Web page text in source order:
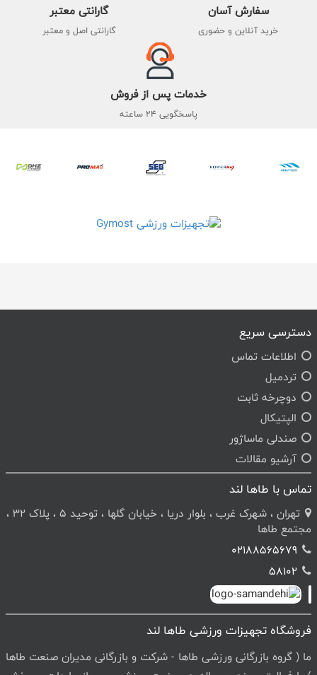
سفارش آسان
خرید آنلاین و حضوری
گارانتی معتبر
گارانتی اصل و معتبر
خدمات پس از فروش
پاسخگویی 24 ساعته
دسترسی سریع
اطلاعات تماس
تردمیل
دوچرخه ثابت
الپتیکال
صندلی ماساژور
آرشیو مقالات
تماس با طاها لند
تهران ، شهرک غرب ، بلوار دریا ، خیابان گلها ، توحید 5 ، پلاک 32 ،
مجتمع طاها
02188565679
58102
فروشگاه تجهیزات ورزشی طاها لند
ما ( گروه بازرگانی ورزشی طاها - شرکت و بازرگانی مدیران صنعت طاها